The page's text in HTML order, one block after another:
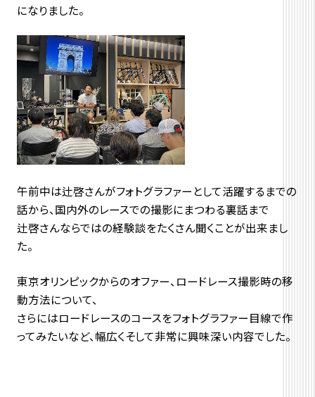
になりました。
午前中は辻啓さんがフォトグラファーとして活躍するまでの
話から、国内外のレースでの撮影にまつわる裏話まで
辻啓さんならではの経験談をたくさん聞くことが出来まし
た。
東京オリンピックからのオファー、ロードレース撮影時の移
動方法について、
さらにはロードレースのコースをフォトグラファー目線で作
ってみたいなど、幅広くそして非常に興味深い内容でした。